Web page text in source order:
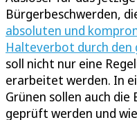
Bürgerbeschwerden,
absoluten und
Halteverbot durch
soll nicht nur eine
erarbeitet werden. In
Grünen sollen auch
geprüft werden und